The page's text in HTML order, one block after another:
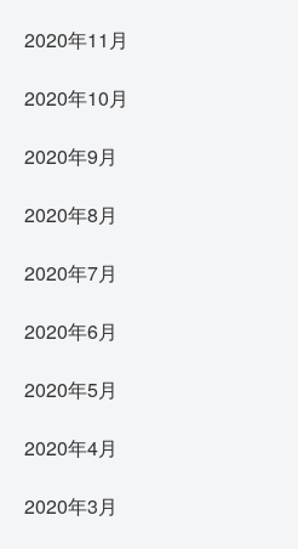
2020年11月
2020年10月
2020年9月
2020年8月
2020年7月
2020年6月
2020年5月
2020年4月
2020年3月